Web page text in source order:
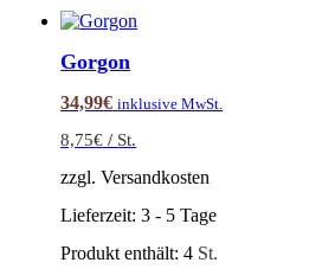
Gorgon
34,99€ inklusive MwSt.
8,75€ / St.
zzgl. Versandkosten
Lieferzeit:3 - 5 Tage
Produkt enthält: 4 St.